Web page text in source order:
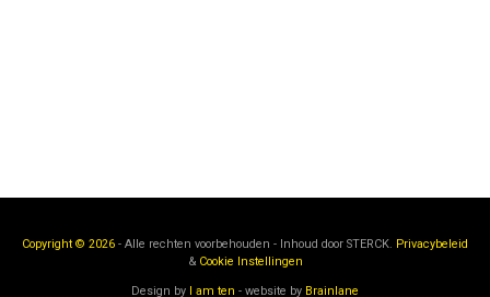
Copyright © 2026 - Alle rechten voorbehouden - Inhoud door STERCK. Privacybeleid
& Cookie Instellingen
Design by I am ten - website by Brainlane